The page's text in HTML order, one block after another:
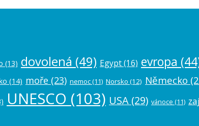
(13) dovolená (49) Egypt(16) evropa
(14) moře (23) nemoc(11) Norsko (12) Německo
UNESCO (103) USA (29) vánoce (11)